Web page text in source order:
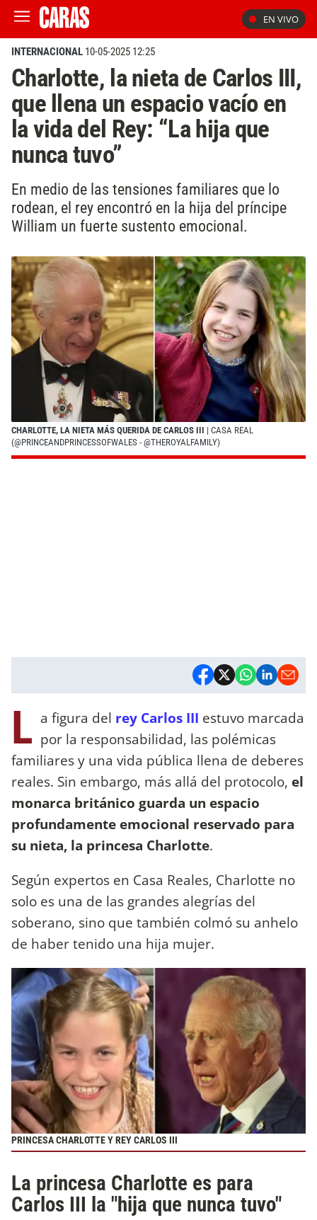
EN VIVO
INTERNACIONAL 10-05-2025 12:25
Charlotte, la nieta de Carlos III,
que llena un espacio vacío en
la vida del Rey: “La hija que
nunca tuvo”
En medio de las tensiones familiares que lo
rodean, el rey encontró en la hija del príncipe
William un fuerte sustento emocional.
CHARLOTTE, LA NIETA MÁS QUERIDA DE CARLOS III | CASA REAL
(@PRINCEANDPRINCESSOFWALES - @THEROYALFAMILY)
L a figura del rey Carlos III estuvo marcada
por la responsabilidad, las polémicas
familiares y una vida pública llena de deberes
reales. Sin embargo, más allá del protocolo, el
monarca británico guarda un espacio
profundamente emocional reservado para
su nieta, la princesa Charlotte.
Según expertos en Casa Reales, Charlotte no
solo es una de las grandes alegrías del
soberano, sino que también colmó su anhelo
de haber tenido una hija mujer.
PRINCESA CHARLOTTE Y REY CARLOS III
La princesa Charlotte es para
Carlos III la "hija que nunca tuvo"